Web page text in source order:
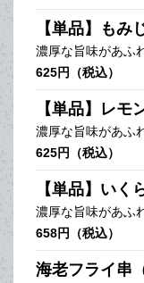
【単品】もみ
濃厚な旨味があふ
625円（税込）
【単品】レモ
濃厚な旨味があふ
625円（税込）
【単品】いく
濃厚な旨味があふ
658円（税込）
海老フライ串